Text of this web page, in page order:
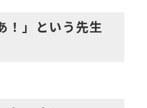
！」という先生